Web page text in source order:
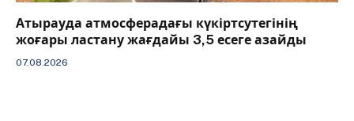
Атырауда атмосферадағы күкіртсутегінің
жоғары ластану жағдайы 3,5 есеге азайды
07.08.2026